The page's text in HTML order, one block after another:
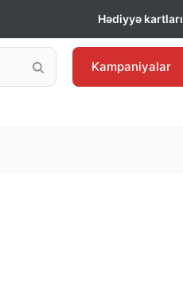
Hədiyyə kartları
Kampaniyalar